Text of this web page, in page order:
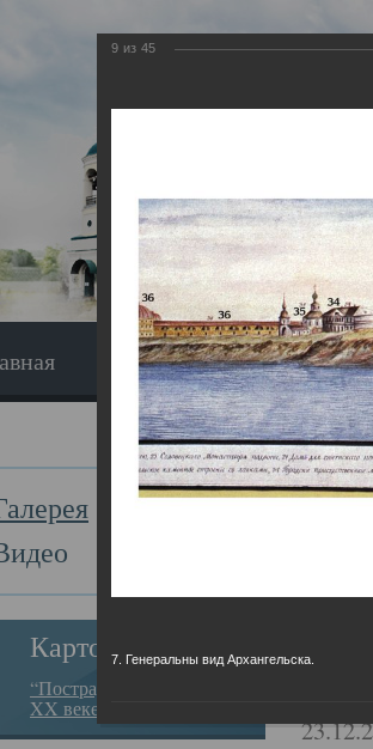
Экскурсия
Картотека
“Пострадавшие за веру в
XX веке на Севере”
Главная
9 из 45
7. Генеральны вид Архангельска.